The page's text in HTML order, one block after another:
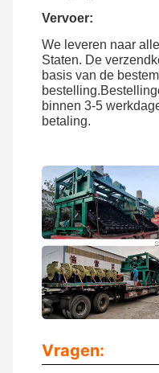
Vervoer:
We leveren naar
Staten. De
basis van de
binnen 3-5
betaling.
Vragen: